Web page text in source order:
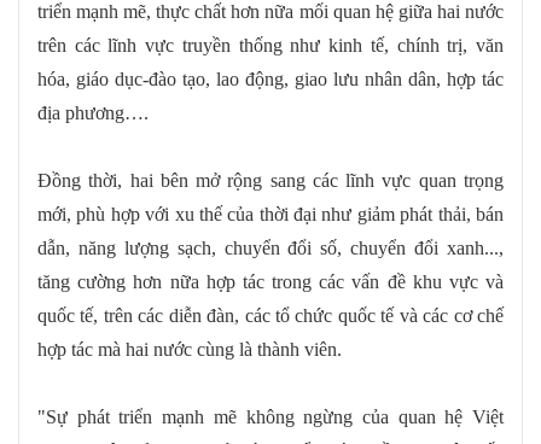
triển mạnh mẽ, thực chất hơn nữa mối quan hệ giữa hai nước
trên các lĩnh vực truyền thống như kinh tế, chính trị, văn
hóa, giáo dục-đào tạo, lao động, giao lưu nhân dân, hợp tác
địa phương….
Đồng thời, hai bên mở rộng sang các lĩnh vực quan trọng
mới, phù hợp với xu thế của thời đại như giảm phát thải, bán
dẫn, năng lượng sạch, chuyển đổi số, chuyển đổi xanh...,
tăng cường hơn nữa hợp tác trong các vấn đề khu vực và
quốc tế, trên các diễn đàn, các tổ chức quốc tế và các cơ chế
hợp tác mà hai nước cùng là thành viên.
"Sự phát triển mạnh mẽ không ngừng của quan hệ Việt